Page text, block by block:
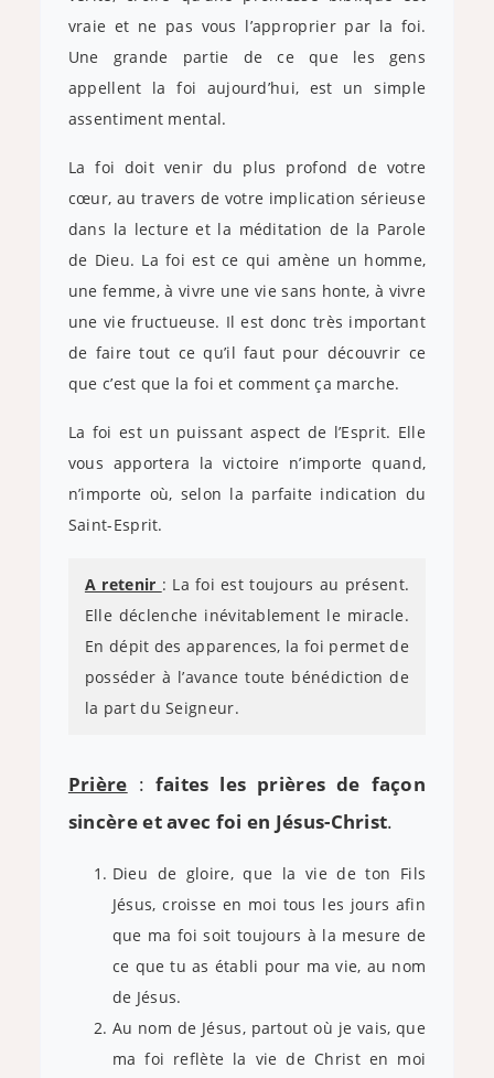
vraie et ne pas vous l’approprier par la foi.
Une grande partie de ce que les gens
appellent la foi aujourd’hui, est un simple
assentiment mental.
La foi doit venir du plus profond de votre
cœur, au travers de votre implication sérieuse
dans la lecture et la méditation de la Parole
de Dieu. La foi est ce qui amène un homme,
une femme, à vivre une vie sans honte, à vivre
une vie fructueuse. Il est donc très important
de faire tout ce qu’il faut pour découvrir ce
que c’est que la foi et comment ça marche.
La foi est un puissant aspect de l’Esprit. Elle
vous apportera la victoire n’importe quand,
n’importe où, selon la parfaite indication du
Saint-Esprit.
A retenir : La foi est toujours au présent.
Elle déclenche inévitablement le miracle.
En dépit des apparences, la foi permet de
posséder à l’avance toute bénédiction de
la part du Seigneur.
Prière : faites les prières de façon
sincère et avec foi en Jésus-Christ.
Dieu de gloire, que la vie de ton Fils
Jésus, croisse en moi tous les jours afin
que ma foi soit toujours à la mesure de
ce que tu as établi pour ma vie, au nom
de Jésus.
Au nom de Jésus, partout où je vais, que
ma foi reflète la vie de Christ en moi